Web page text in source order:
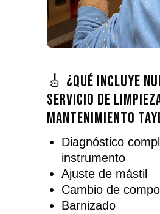
🎸 ¿Qué incluye
servicio de
mantenimiento
Diagnóstico
instrumento
Ajuste de mástil
Cambio de
Barnizado